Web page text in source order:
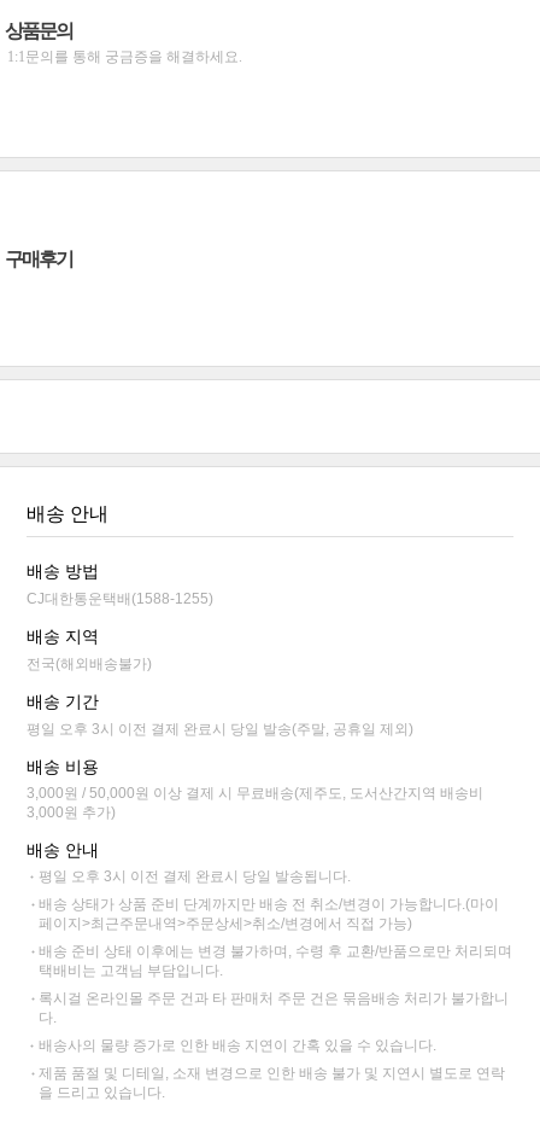
상품문의
1:1문의를 통해 궁금증을 해결하세요.
구매후기
배송 안내
배송 방법
CJ대한통운택배(1588-1255)
배송 지역
전국(해외배송불가)
배송 기간
평일 오후 3시 이전 결제 완료시 당일 발송(주말, 공휴일 제외)
배송 비용
3,000원 / 50,000원 이상 결제 시 무료배송(제주도, 도서산간지역 배송비
3,000원 추가)
배송 안내
평일 오후 3시 이전 결제 완료시 당일 발송됩니다.
배송 상태가 상품 준비 단계까지만 배송 전 취소/변경이 가능합니다.(마이
페이지>최근주문내역>주문상세>취소/변경에서 직접 가능)
배송 준비 상태 이후에는 변경 불가하며, 수령 후 교환/반품으로만 처리되며
택배비는 고객님 부담입니다.
록시걸 온라인몰 주문 건과 타 판매처 주문 건은 묶음배송 처리가 불가합니
다.
배송사의 물량 증가로 인한 배송 지연이 간혹 있을 수 있습니다.
제품 품절 및 디테일, 소재 변경으로 인한 배송 불가 및 지연시 별도로 연락
을 드리고 있습니다.